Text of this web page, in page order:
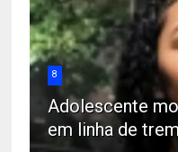
8
Adolescente
em linha de